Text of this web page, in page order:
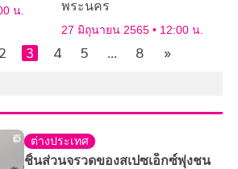
น.
พระนคร
27 มิถุนายน 2565 12:00 น.
2 3 4 5 … 8 »
ต่างประเทศ
ชิ้นส่วนจรวดของสเปซเอ็กซ์พุ่งชน